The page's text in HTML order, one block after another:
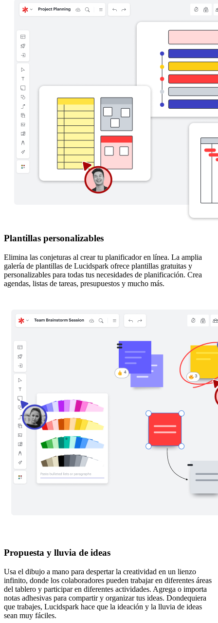
Plantillas personalizables
Elimina las conjeturas al crear tu planificador en línea. La amplia
galería de plantillas de Lucidspark ofrece plantillas gratuitas y
personalizables para todas tus necesidades de planificación. Crea
agendas, listas de tareas, presupuestos y mucho más.
Propuesta y lluvia de ideas
Usa el dibujo a mano para despertar la creatividad en un lienzo
infinito, donde los colaboradores pueden trabajar en diferentes áreas
del tablero y participar en diferentes actividades. Agrega o importa
notas adhesivas para compartir y organizar tus ideas. Dondequiera
que trabajes, Lucidspark hace que la ideación y la lluvia de ideas
sean muy fáciles.